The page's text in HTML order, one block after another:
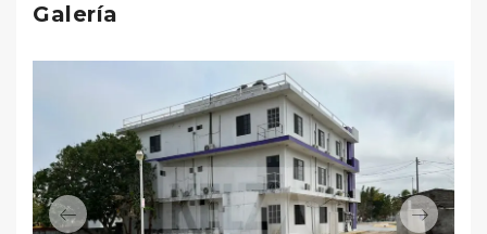
Galería
Previous Next